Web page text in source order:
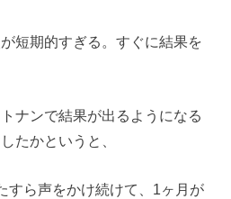
短期的すぎる。すぐに結果を
ナンで結果が出るようになる
たかというと、
すら声をかけ続けて、1ヶ月が